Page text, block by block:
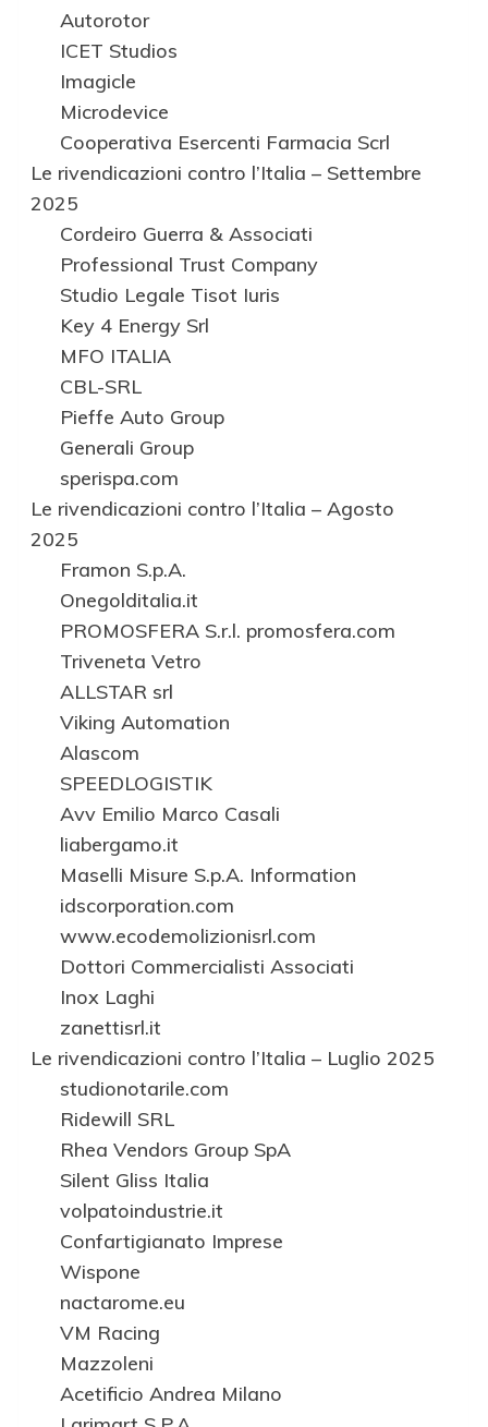
Autorotor
ICET Studios
Imagicle
Microdevice
Cooperativa Esercenti Farmacia Scrl
Le rivendicazioni contro l’Italia – Settembre
2025
Cordeiro Guerra & Associati
Professional Trust Company
Studio Legale Tisot Iuris
Key 4 Energy Srl
MFO ITALIA
CBL-SRL
Pieffe Auto Group
Generali Group
sperispa.com
Le rivendicazioni contro l’Italia – Agosto
2025
Framon S.p.A.
Onegolditalia.it
PROMOSFERA S.r.l. promosfera.com
Triveneta Vetro
ALLSTAR srl
Viking Automation
Alascom
SPEEDLOGISTIK
Avv Emilio Marco Casali
liabergamo.it
Maselli Misure S.p.A. Information
idscorporation.com
www.ecodemolizionisrl.com
Dottori Commercialisti Associati
Inox Laghi
zanettisrl.it
Le rivendicazioni contro l’Italia – Luglio 2025
studionotarile.com
Ridewill SRL
Rhea Vendors Group SpA
Silent Gliss Italia
volpatoindustrie.it
Confartigianato Imprese
Wispone
nactarome.eu
VM Racing
Mazzoleni
Acetificio Andrea Milano